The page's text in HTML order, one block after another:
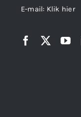
E-mail: Klik hier